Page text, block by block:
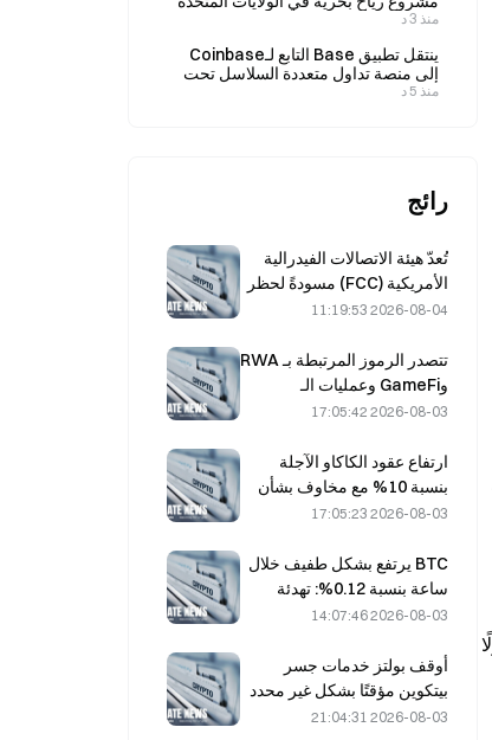
منذ 3 د
ينتقل تطبيق Base التابع لـCoinbase
إلى منصة تداول متعددة السلاسل تحت
قيادة جديدة
منذ 5 د
رائج
تُعدّ هيئة الاتصالات الفيدرالية
الأمريكية (FCC) مسودةً لحظر
الوحدات البصرية الصينية في
تأثر الحصة السوقية لشركة
Xinyuan بنسبة 27%
2026-08-04 11:19:53
تتصدر الرموز المرتبطة بـ RWA
وGameFi وعمليات الـ
Restaking أداء السوق في 2026-08-03 17:05:42
ارتفاع عقود الكاكاو الآجلة
بنسبة 10% مع مخاوف بشأن
2026-08-03 17:05:23
BTC يرتفع بشكل طفيف خلال
ساعة بنسبة 0.12%: تهدئة
الجغرافيا السياسية وتزامن
يدفعان انتعاشاً قصير الأجل
2026-08-03 14:07:46
أوقف بولتز خدمات جسر
بيتكوين مؤقتًا بشكل غير محدد
بعد هجمات مدعومة بالذكاء
2026-08-03 21:04:31